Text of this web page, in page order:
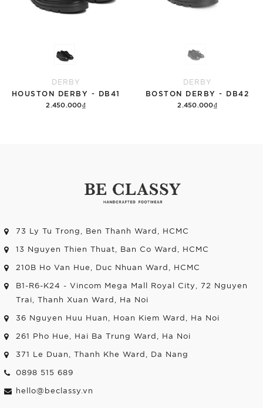
DERBY
HOUSTON DERBY - DB41
2.450.000₫
DERBY
BOSTON DERBY - DB42
2.450.000₫
73 Ly Tu Trong, Ben Thanh Ward, HCMC
13 Nguyen Thien Thuat, Ban Co Ward, HCMC
210B Ho Van Hue, Duc Nhuan Ward, HCMC
B1-R6-K24 - Vincom Mega Mall Royal City, 72 Nguyen
Trai, Thanh Xuan Ward, Ha Noi
36 Nguyen Huu Huan, Hoan Kiem Ward, Ha Noi
261 Pho Hue, Hai Ba Trung Ward, Ha Noi
371 Le Duan, Thanh Khe Ward, Da Nang
0898 515 689
hello@beclassy.vn